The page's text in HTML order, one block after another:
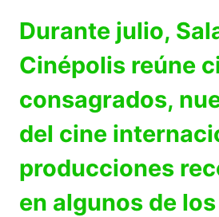
Durante julio,
Cinépolis reúne
consagrados,
del cine
producciones
en algunos de